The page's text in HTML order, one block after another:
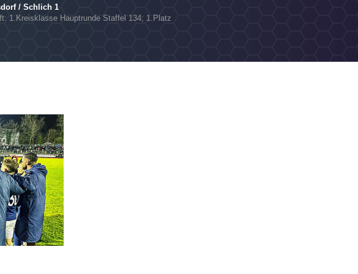
/ Schlich 1
1.Kreisklasse Hauptrunde Staffel 134; 1.Platz